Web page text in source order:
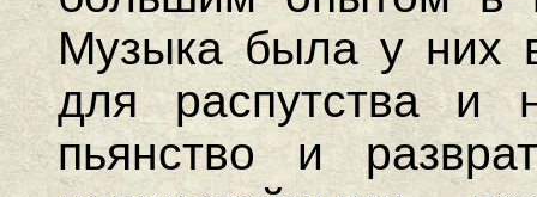
Музыка была у них
для распутства и
пьянство и